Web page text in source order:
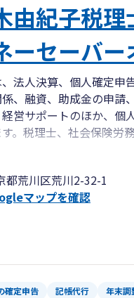
由紀子税
ーセーバー
法人決算、個人確定申
、融資、助成金の申請
営サポートのほか、個
。税理士、社会保険労
イドから御社の事業発展
い方は、土日や夜間の
役所の裏手です。駐車ス
都荒川区荒川2-32-1
マップを確認
確定申告 記帳代行 年末調